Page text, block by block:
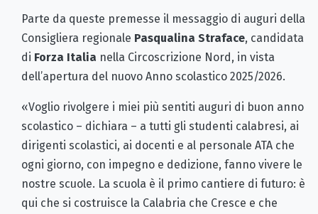
Parte da queste premesse il messaggio di auguri della
Consigliera regionale Pasqualina Straface, candidata
di Forza Italia nella Circoscrizione Nord, in vista
dell’apertura del nuovo Anno scolastico 2025/2026.
«Voglio rivolgere i miei più sentiti auguri di buon anno
scolastico – dichiara – a tutti gli studenti calabresi, ai
dirigenti scolastici, ai docenti e al personale ATA che
ogni giorno, con impegno e dedizione, fanno vivere le
nostre scuole. La scuola è il primo cantiere di futuro: è
qui che si costruisce la Calabria che Cresce e che